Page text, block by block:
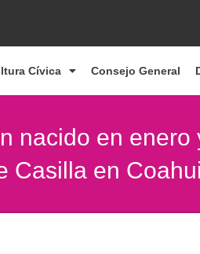
Cívica Consejo General
nacido en enero
Casilla en